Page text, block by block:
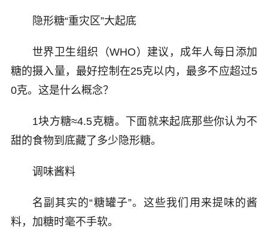
隐形糖“重灾区”大起底
世界卫生组织（WHO）建议，成年人每日添加
糖的摄入量，最好控制在25克以内，最多不应超过5
0克。这是什么概念？
1块方糖≈4.5克糖。下面就来起底那些你认为不
甜的食物到底藏了多少隐形糖。
调味酱料
名副其实的“糖罐子”。这些我们用来提味的酱
料，加糖时毫不手软。